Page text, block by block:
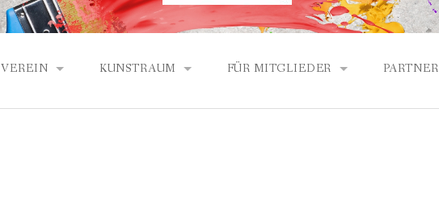
VEREIN
GESCHICHTE DES KUNSTRAUMS
KUNSTRAUM
PROGRAMM LÖW HAUS 2026
FÜR MITGLIEDER
BERICHTE / PROTOKOLLE
PARTNER